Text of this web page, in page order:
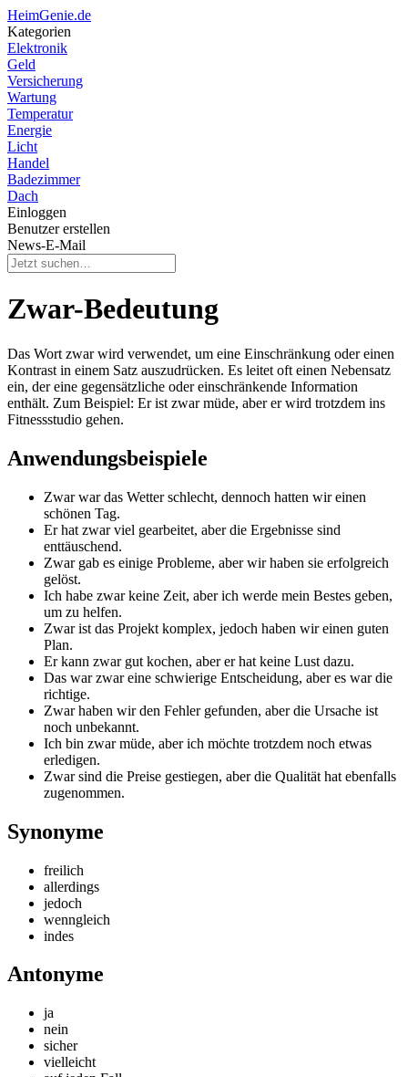
HeimGenie.de
Kategorien
Elektronik
Geld
Versicherung
Wartung
Temperatur
Energie
Licht
Handel
Badezimmer
Dach
Einloggen
Benutzer erstellen
News-E-Mail
Zwar-Bedeutung
Das Wort zwar wird verwendet, um eine Einschränkung oder einen
Kontrast in einem Satz auszudrücken. Es leitet oft einen Nebensatz
ein, der eine gegensätzliche oder einschränkende Information
enthält. Zum Beispiel: Er ist zwar müde, aber er wird trotzdem ins
Fitnessstudio gehen.
Anwendungsbeispiele
Zwar war das Wetter schlecht, dennoch hatten wir einen
schönen Tag.
Er hat zwar viel gearbeitet, aber die Ergebnisse sind
enttäuschend.
Zwar gab es einige Probleme, aber wir haben sie erfolgreich
gelöst.
Ich habe zwar keine Zeit, aber ich werde mein Bestes geben,
um zu helfen.
Zwar ist das Projekt komplex, jedoch haben wir einen guten
Plan.
Er kann zwar gut kochen, aber er hat keine Lust dazu.
Das war zwar eine schwierige Entscheidung, aber es war die
richtige.
Zwar haben wir den Fehler gefunden, aber die Ursache ist
noch unbekannt.
Ich bin zwar müde, aber ich möchte trotzdem noch etwas
erledigen.
Zwar sind die Preise gestiegen, aber die Qualität hat ebenfalls
zugenommen.
Synonyme
freilich
allerdings
jedoch
wenngleich
indes
Antonyme
ja
nein
sicher
vielleicht